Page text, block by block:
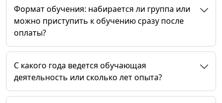
Формат обучения: набирается ли группа или
можно приступить к обучению сразу после
оплаты?
C какого года ведется обучающая
деятельность или сколько лет опыта?